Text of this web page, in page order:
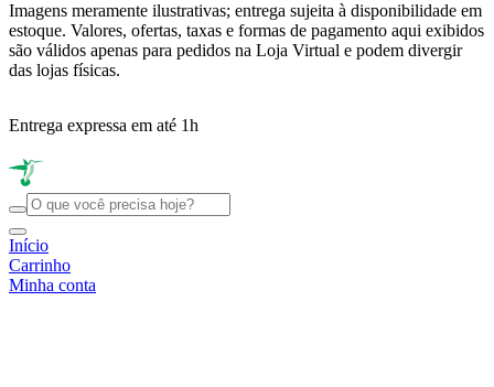
Imagens meramente ilustrativas; entrega sujeita à disponibilidade em
estoque. Valores, ofertas, taxas e formas de pagamento aqui exibidos
são válidos apenas para pedidos na Loja Virtual e podem divergir
das lojas físicas.
Entrega expressa em até 1h
Início
Carrinho
Minha conta